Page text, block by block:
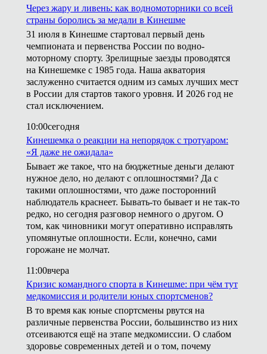
Через жару и ливень: как водномоторники со всей
страны боролись за медали в Кинешме
31 июля в Кинешме стартовал первый день
чемпионата и первенства России по водно-
моторному спорту. Зрелищные заезды проводятся
на Кинешемке с 1985 года. Наша акватория
заслуженно считается одним из самых лучших мест
в России для стартов такого уровня. И 2026 год не
стал исключением.
10:00сегодня
Кинешемка о реакции на непорядок с тротуаром:
«Я даже не ожидала»
Бывает же такое, что на бюджетные деньги делают
нужное дело, но делают с оплошностями? Да с
такими оплошностями, что даже посторонний
наблюдатель краснеет. Бывать-то бывает и не так-то
редко, но сегодня разговор немного о другом. О
том, как чиновники могут оперативно исправлять
упомянутые оплошности. Если, конечно, сами
горожане не молчат.
11:00вчера
Кризис командного спорта в Кинешме: при чём тут
медкомиссия и родители юных спортсменов?
В то время как юные спортсмены рвутся на
различные первенства России, большинство из них
отсеиваются ещё на этапе медкомиссии. О слабом
здоровье современных детей и о том, почему